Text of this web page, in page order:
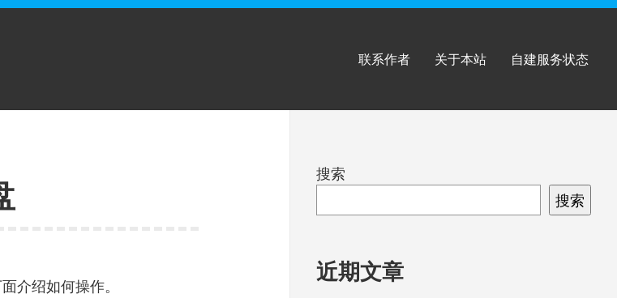
联系作者 关于本站 自建服务状态
介绍如何操作。
跳
页
搜索
搜索
近期文章